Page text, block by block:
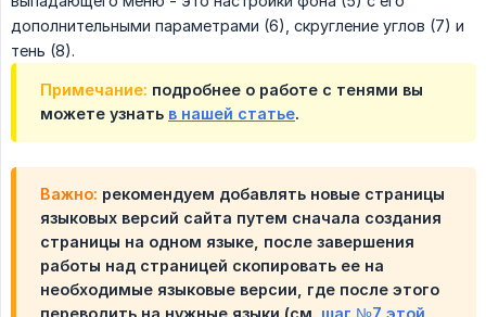
дополнительными параметрами (6), скругление углов (7) и
тень (8).
Примечание: подробнее о работе с тенями вы
можете узнать в нашей статье.
Важно: рекомендуем добавлять новые страницы
языковых версий сайта путем сначала создания
страницы на одном языке, после завершения
работы над страницей скопировать ее на
необходимые языковые версии, где после этого
переводить на нужные языки (см. шаг №7 этой